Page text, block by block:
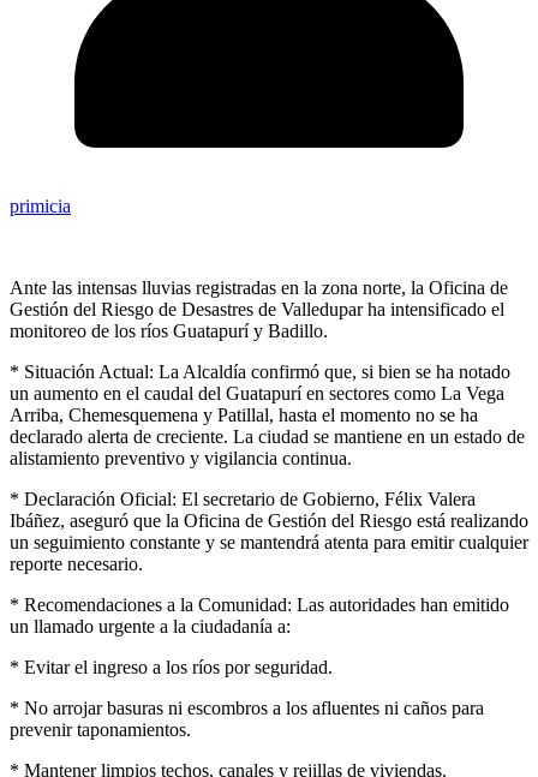
primicia
Ante las intensas lluvias registradas en la zona norte, la Oficina de
Gestión del Riesgo de Desastres de Valledupar ha intensificado el
monitoreo de los ríos Guatapurí y Badillo.
* Situación Actual: La Alcaldía confirmó que, si bien se ha notado
un aumento en el caudal del Guatapurí en sectores como La Vega
Arriba, Chemesquemena y Patillal, hasta el momento no se ha
declarado alerta de creciente. La ciudad se mantiene en un estado de
alistamiento preventivo y vigilancia continua.
* Declaración Oficial: El secretario de Gobierno, Félix Valera
Ibáñez, aseguró que la Oficina de Gestión del Riesgo está realizando
un seguimiento constante y se mantendrá atenta para emitir cualquier
reporte necesario.
* Recomendaciones a la Comunidad: Las autoridades han emitido
un llamado urgente a la ciudadanía a:
* Evitar el ingreso a los ríos por seguridad.
* No arrojar basuras ni escombros a los afluentes ni caños para
prevenir taponamientos.
* Mantener limpios techos, canales y rejillas de viviendas.